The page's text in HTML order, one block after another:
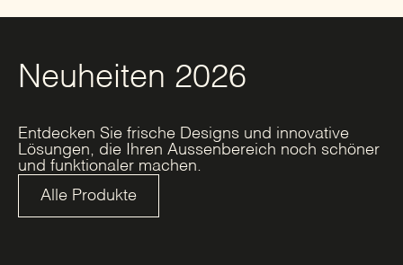
Neuheiten 2026
Entdecken Sie frische Designs und innovative
Lösungen, die Ihren Aussenbereich noch schöner
und funktionaler machen.
Alle Produkte